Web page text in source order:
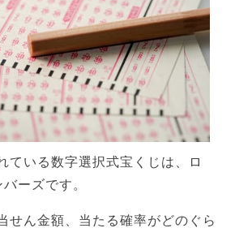
ている数字選択式宝くじは、ロ
ーズです。
せん金額、当たる確率がどのぐら